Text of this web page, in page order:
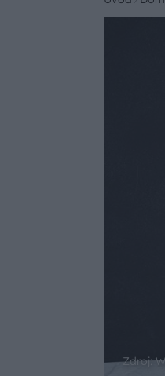
Zdroj: